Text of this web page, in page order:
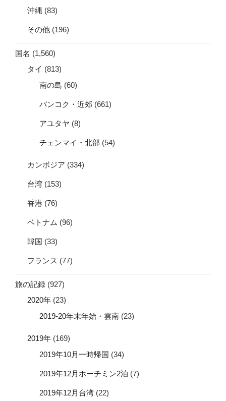
沖縄 (83)
その他 (196)
国名 (1,560)
タイ (813)
南の島 (60)
バンコク・近郊 (661)
アユタヤ (8)
チェンマイ・北部 (54)
カンボジア (334)
台湾 (153)
香港 (76)
ベトナム (96)
韓国 (33)
フランス (77)
旅の記録 (927)
2020年 (23)
2019-20年末年始・雲南 (23)
2019年 (169)
2019年10月一時帰国 (34)
2019年12月ホーチミン2泊 (7)
2019年12月台湾 (22)